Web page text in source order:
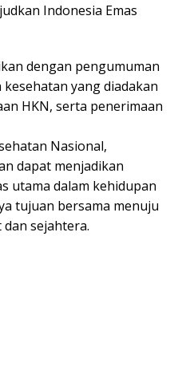
Indonesia Emas
dengan pengumuman
yang diadakan
HKN, serta penerimaan
Nasional,
dapat menjadikan
utama dalam kehidupan
tujuan bersama menuju
sejahtera.